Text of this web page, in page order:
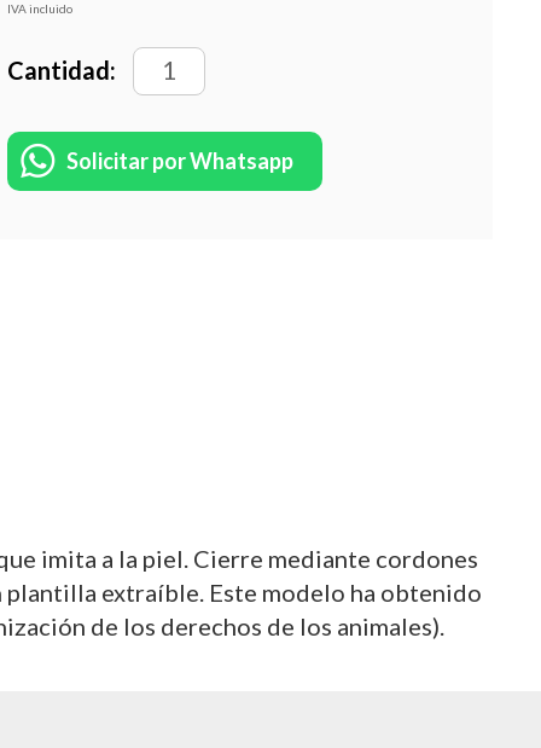
IVA incluido
Cantidad:
Solicitar por Whatsapp
imita a la piel. Cierre mediante cordones
plantilla extraíble. Este modelo ha obtenido
de los derechos de los animales).